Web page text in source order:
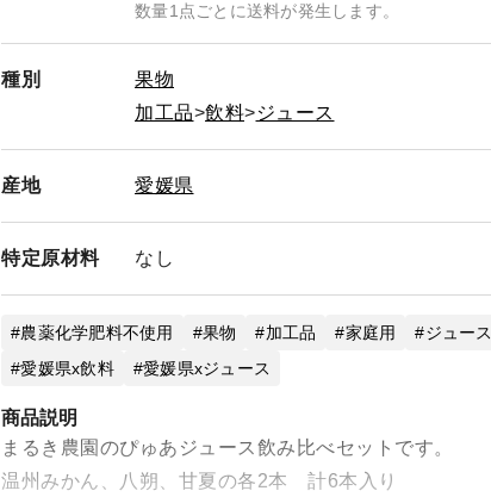
数量1点ごとに送料が発生します。
種別
果物
加工品
飲料 ジュース
産地 愛媛県
特定原材料 なし
農薬化学肥料不使用 果物 加工品 家庭用 ジュース
愛媛県x飲料
愛媛県xジュース
商品説明
まるき農園のぴゅあジュース飲み比べセットです。
温州みかん、八朔、甘夏の各2本 計6本入り